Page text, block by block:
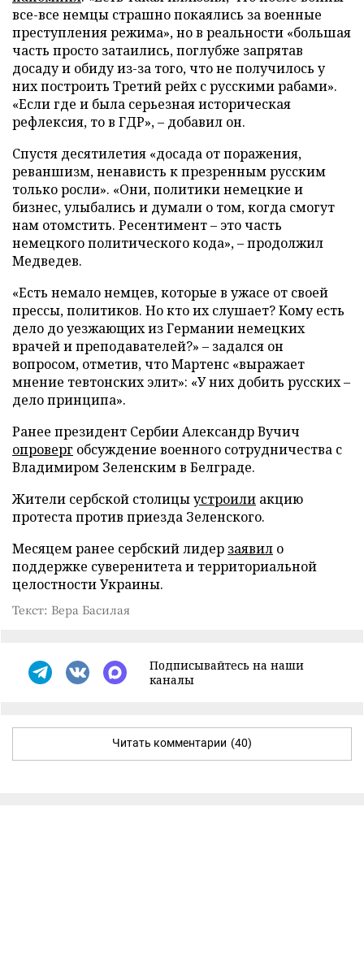
все-все немцы страшно покаялись за военные
преступления режима», но в реальности «большая
часть просто затаились, поглубже запрятав
досаду и обиду из-за того, что не получилось у
них построить Третий рейх с русскими рабами».
«Если где и была серьезная историческая
рефлексия, то в ГДР», – добавил он.
Спустя десятилетия «досада от поражения,
реваншизм, ненависть к презренным русским
только росли». «Они, политики немецкие и
бизнес, улыбались и думали о том, когда смогут
нам отомстить. Ресентимент – это часть
немецкого политического кода», – продолжил
Медведев.
«Есть немало немцев, которые в ужасе от своей
прессы, политиков. Но кто их слушает? Кому есть
дело до уезжающих из Германии немецких
врачей и преподавателей?» – задался он
вопросом, отметив, что Мартенс «выражает
мнение тевтонских элит»: «У них добить русских –
дело принципа».
Ранее президент Сербии Александр Вучич
опроверг обсуждение военного сотрудничества с
Владимиром Зеленским в Белграде.
Жители сербской столицыустроили акцию
протеста против приезда Зеленского.
Месяцем ранее сербский лидер заявил о
поддержке суверенитета и территориальной
целостности Украины.
Текст: Вера Басилая
Подписывайтесь на наши
каналы
Читать комментарии (40)